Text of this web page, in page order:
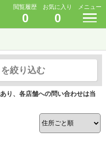
閲覧履歴
0
お気に入り
0
メニュー
絞り込む
り、各店舗への問い合わせは当